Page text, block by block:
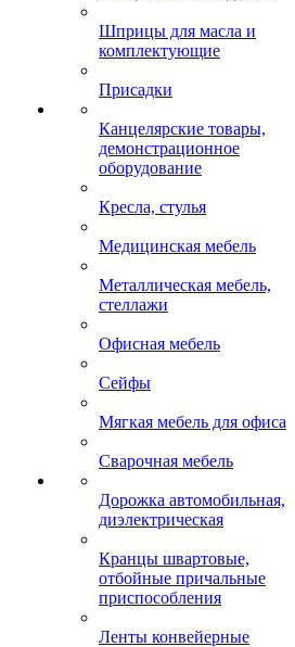
Шприцы для масла и
комплектующие
Присадки
Канцелярские товары,
демонстрационное
оборудование
Кресла, стулья
Медицинская мебель
Металлическая мебель,
стеллажи
Офисная мебель
Сейфы
Мягкая мебель для офиса
Сварочная мебель
Дорожка автомобильная,
диэлектрическая
Кранцы швартовые,
отбойные причальные
приспособления
Ленты конвейерные